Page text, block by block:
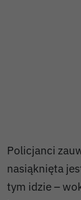
Policjanci
nasiąknięta
tym idzie –